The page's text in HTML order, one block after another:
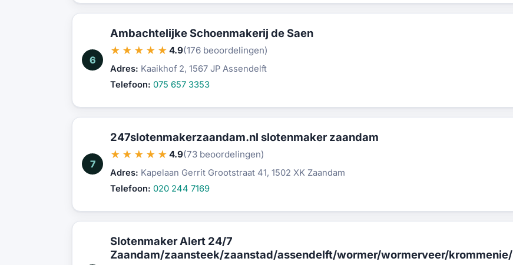
6
Ambachtelijke Schoenmakerij de Saen
★★★★★ 4.9(176 beoordelingen)
Adres: Kaaikhof 2, 1567 JP Assendelft
Telefoon: 075 657 3353
7
247slotenmakerzaandam.nl slotenmaker zaandam
★★★★★ 4.9(73 beoordelingen)
Adres: Kapelaan Gerrit Grootstraat 41, 1502 XK Zaandam
Telefoon: 020 244 7169
Slotenmaker Alert 24/7
Zaandam/zaansteek/zaanstad/assendelft/wormer/wormerveer/krommenie/